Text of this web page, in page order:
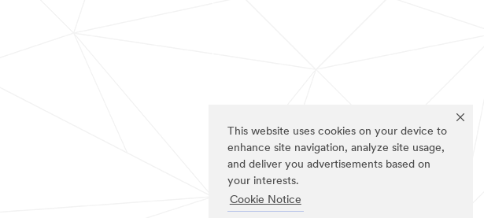
This website uses cookies on your device to
enhance site navigation, analyze site usage,
and deliver you advertisements based on
your interests.
Cookie Notice